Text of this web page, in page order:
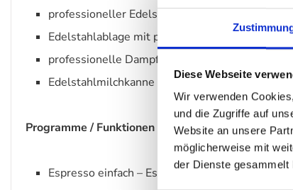
Diese Webseite
Wir verwenden
und die Zugriffe auf
Website an unsere
möglicherweise mit
der Dienste
professioneller Edelstahlsiebträger
Edelstahlablage mit passivem Tassenwärmer
professionelle Dampflanze
Edelstahlmilchkanne mit 450 ml
Programme / Funktionen
Espresso einfach – Espresso doppelt